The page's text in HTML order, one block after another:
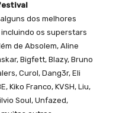
dos melhores
os superstars
de Absolem, Aline
Bigfett, Blazy, Bruno
Curol, Dang3r, Eli
Kiko Franco, KVSH, Liu,
Soul, Unfazed,